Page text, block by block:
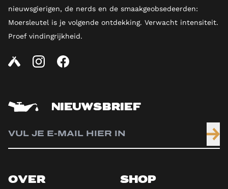
nieuwsgierigen, de nerds en de smaakgeobsedeerden:
Moersleutel is je volgende ontdekking. Verwacht intensiteit.
Proef vindingrijkheid.
NIEUWSBRIEF
OVER SHOP